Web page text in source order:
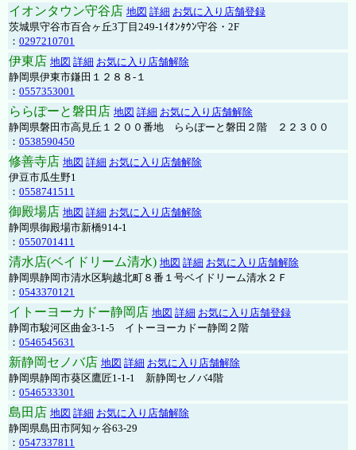
イオンタウン守谷店 地図 詳細 お気に入り店舗登録
茨城県守谷市百合ヶ丘3丁目249-1ｲｵﾝﾀｳﾝ守谷・2F
： 0297210701
伊東店 地図 詳細 お気に入り店舗解除
静岡県伊東市鎌田１２８８-１
： 0557353001
ららぽーと磐田店 地図 詳細 お気に入り店舗解除
静岡県磐田市高見丘１２００番地 ららぽーと磐田２階 ２２３００
： 0538590450
修善寺店 地図 詳細 お気に入り店舗解除
伊豆市瓜生野1
： 0558741511
御殿場店 地図 詳細 お気に入り店舗解除
静岡県御殿場市新橋914-1
： 0550701411
清水店(ベイドリーム清水) 地図 詳細 お気に入り店舗解除
静岡県静岡市清水区駒越北町８番１号ベイドリーム清水２Ｆ
： 0543370121
イトーヨーカドー静岡店 地図 詳細 お気に入り店舗登録
静岡市駿河区曲金3-1-5 イトーヨーカドー静岡２階
： 0546545631
新静岡セノバ店 地図 詳細 お気に入り店舗解除
静岡県静岡市葵区鷹匠1-1-1 新静岡セノバ4階
： 0546533301
島田店 地図 詳細 お気に入り店舗解除
静岡県島田市阿知ヶ谷63-29
： 0547337811